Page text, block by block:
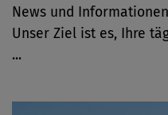
News und
Unser Ziel ist es, Ihre
...